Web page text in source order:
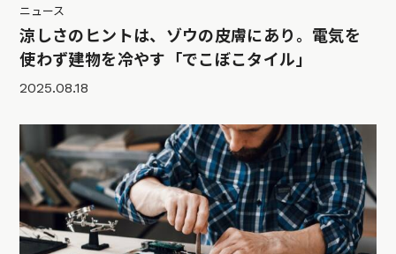
ニュース
涼しさのヒントは、ゾウの皮膚にあり。電気を
使わず建物を冷やす「でこぼこタイル」
2025.08.18